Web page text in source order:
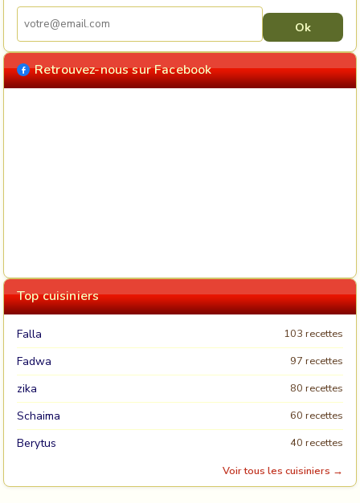
Retrouvez-nous sur Facebook
Top cuisiniers
Falla 103 recettes
Fadwa 97 recettes
zika 80 recettes
Schaima 60 recettes
Berytus
40 recettes
Voir tous les cuisiniers →